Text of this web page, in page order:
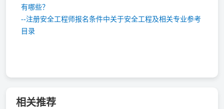
有哪些？
--注册安全工程师报名条件中关于安全工程及相关专业参考
目录
相关推荐